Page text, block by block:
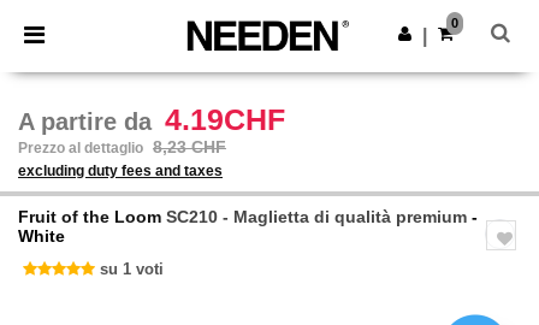
× App Needen
Prezzi migliori sull'app!
Scarica app
0
A partire da 4.19CHF
Prezzo al dettaglio 8,23 CHF
excluding duty fees and taxes
Fruit of the Loom SC210 - Maglietta di qualità premium -
White
su 1 voti